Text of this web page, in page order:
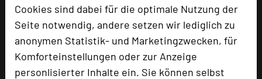
Cookies sind dabei für die optimale Nutzung der
Seite notwendig, andere setzen wir lediglich zu
anonymen Statistik- und Marketingzwecken, für
Komforteinstellungen oder zur Anzeige
personlisierter Inhalte ein. Sie können selbst
Tagungsteilnehmer
Hotel bewerten